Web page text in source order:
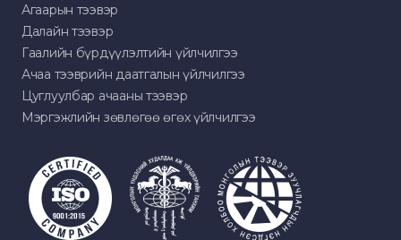
Агаарын тээвэр
Далайн тээвэр
Гаалийн бүрдүүлэлтийн үйлчилгээ
Ачаа тээврийн даатгалын үйлчилгээ
Цуглуулбар ачааны тээвэр
Мэргэжлийн зөвлөгөө өгөх үйлчилгээ